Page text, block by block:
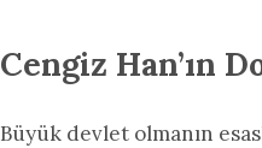
Cengiz Han’ın
Büyük devlet olmanın